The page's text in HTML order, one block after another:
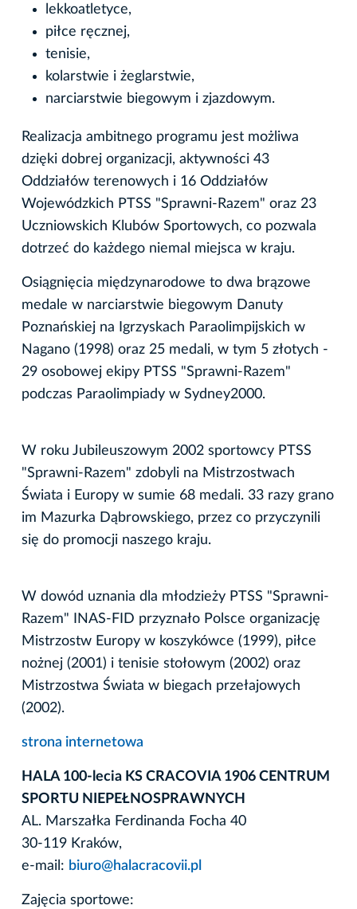
lekkoatletyce,
piłce ręcznej,
tenisie,
kolarstwie i żeglarstwie,
narciarstwie biegowym i zjazdowym.
Realizacja ambitnego programu jest możliwa
dzięki dobrej organizacji, aktywności 43
Oddziałów terenowych i 16 Oddziałów
Wojewódzkich PTSS "Sprawni-Razem" oraz 23
Uczniowskich Klubów Sportowych, co pozwala
dotrzeć do każdego niemal miejsca w kraju.
Osiągnięcia międzynarodowe to dwa brązowe
medale w narciarstwie biegowym Danuty
Poznańskiej na Igrzyskach Paraolimpijskich w
Nagano (1998) oraz 25 medali, w tym 5 złotych -
29 osobowej ekipy PTSS "Sprawni-Razem"
podczas Paraolimpiady w Sydney2000.
W roku Jubileuszowym 2002 sportowcy PTSS
"Sprawni-Razem" zdobyli na Mistrzostwach
Świata i Europy w sumie 68 medali. 33 razy grano
im Mazurka Dąbrowskiego, przez co przyczynili
się do promocji naszego kraju.
W dowód uznania dla młodzieży PTSS "Sprawni-
Razem" INAS-FID przyznało Polsce organizację
Mistrzostw Europy w koszykówce (1999), piłce
nożnej (2001) i tenisie stołowym (2002) oraz
Mistrzostwa Świata w biegach przełajowych
(2002).
strona internetowa
HALA 100-lecia KS CRACOVIA 1906 CENTRUM
SPORTU NIEPEŁNOSPRAWNYCH
AL. Marszałka Ferdinanda Focha 40
30-119 Kraków,
e-mail: biuro@halacracovii.pl
Zajęcia sportowe: